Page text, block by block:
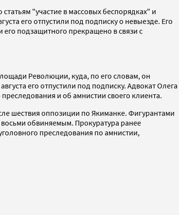
"участие в массовых беспорядках" и
его отпустили под подписку о невыезде. Его
подзащитного прекращено в связи с
Революции, куда, по его словам, он
его отпустили под подписку. Адвокат Олега
и об амнистии своего клиента.
шествия оппозиции по Якиманке. Фигурантами
обвиняемым. Прокуратура ранее
преследования по амнистии,